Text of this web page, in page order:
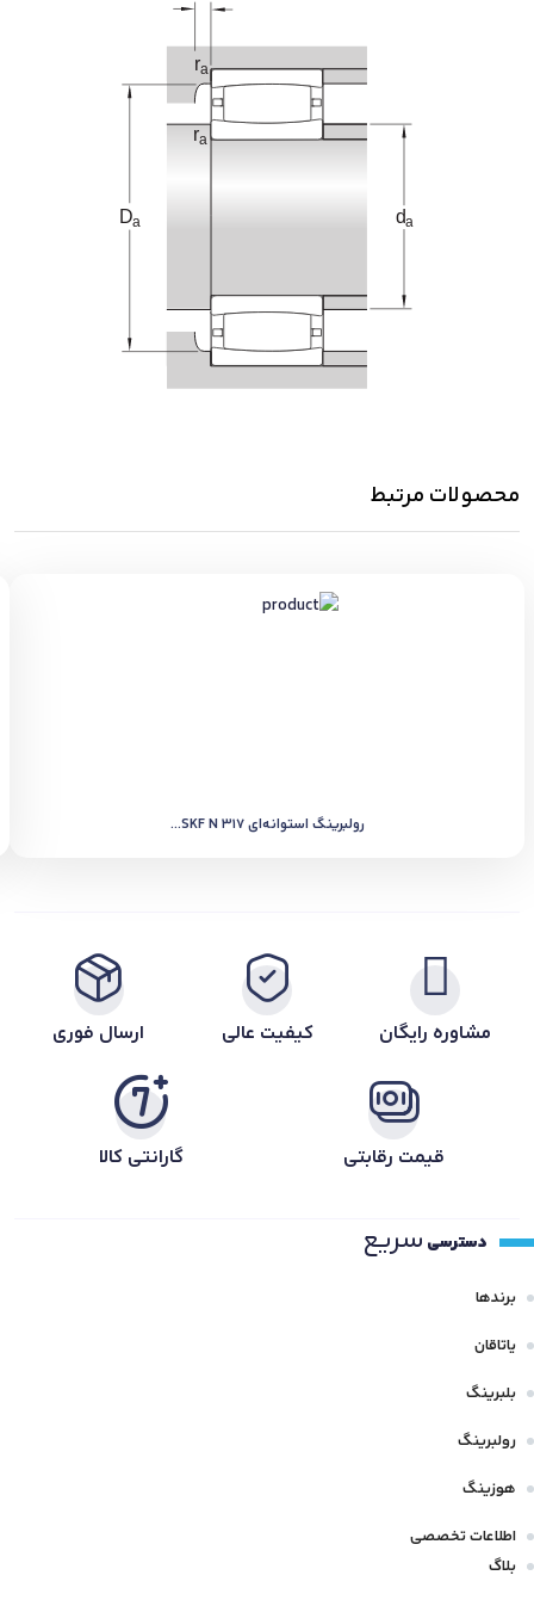
محصولات مرتبط
رولبرینگ استوانه‌ای SKF N 317...
مشاوره رایگان کیفیت عالی ارسال فوری
قیمت رقابتی گارانتی کالا
دسترسی سریع
برندها
یاتاقان
بلبرینگ
رولبرینگ
هوزینگ
اطلاعات تخصصی
بلاگ